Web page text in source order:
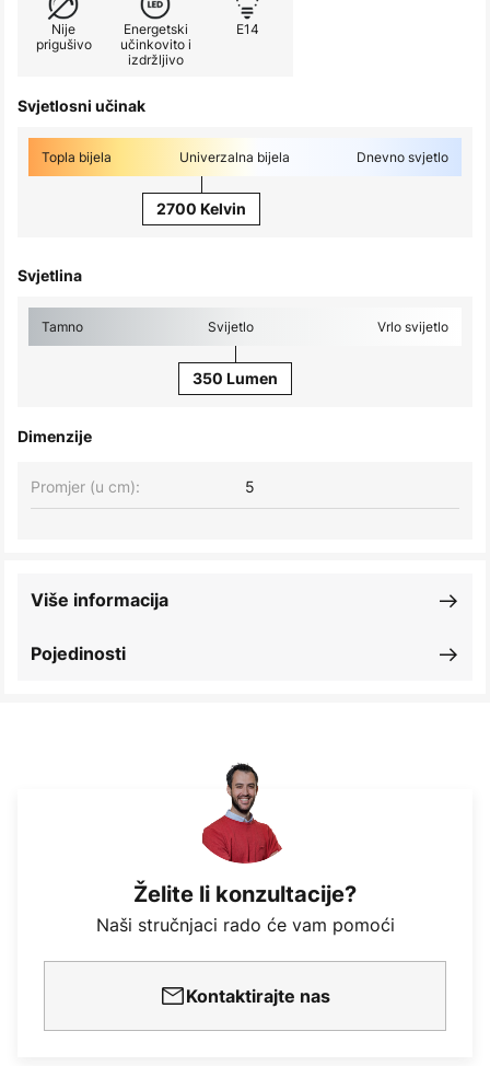
Nije
prigušivo
Energetski
učinkovito i
izdržljivo
E14
Svjetlosni učinak
Topla bijela Univerzalna bijela Dnevno svjetlo
2700 Kelvin
Svjetlina
Tamno Svijetlo Vrlo svijetlo
350 Lumen
Dimenzije
Promjer (u cm): 5
Pojedinosti
Više informacija
Želite li konzultacije?
Naši stručnjaci rado će vam pomoći
Kontaktirajte nas